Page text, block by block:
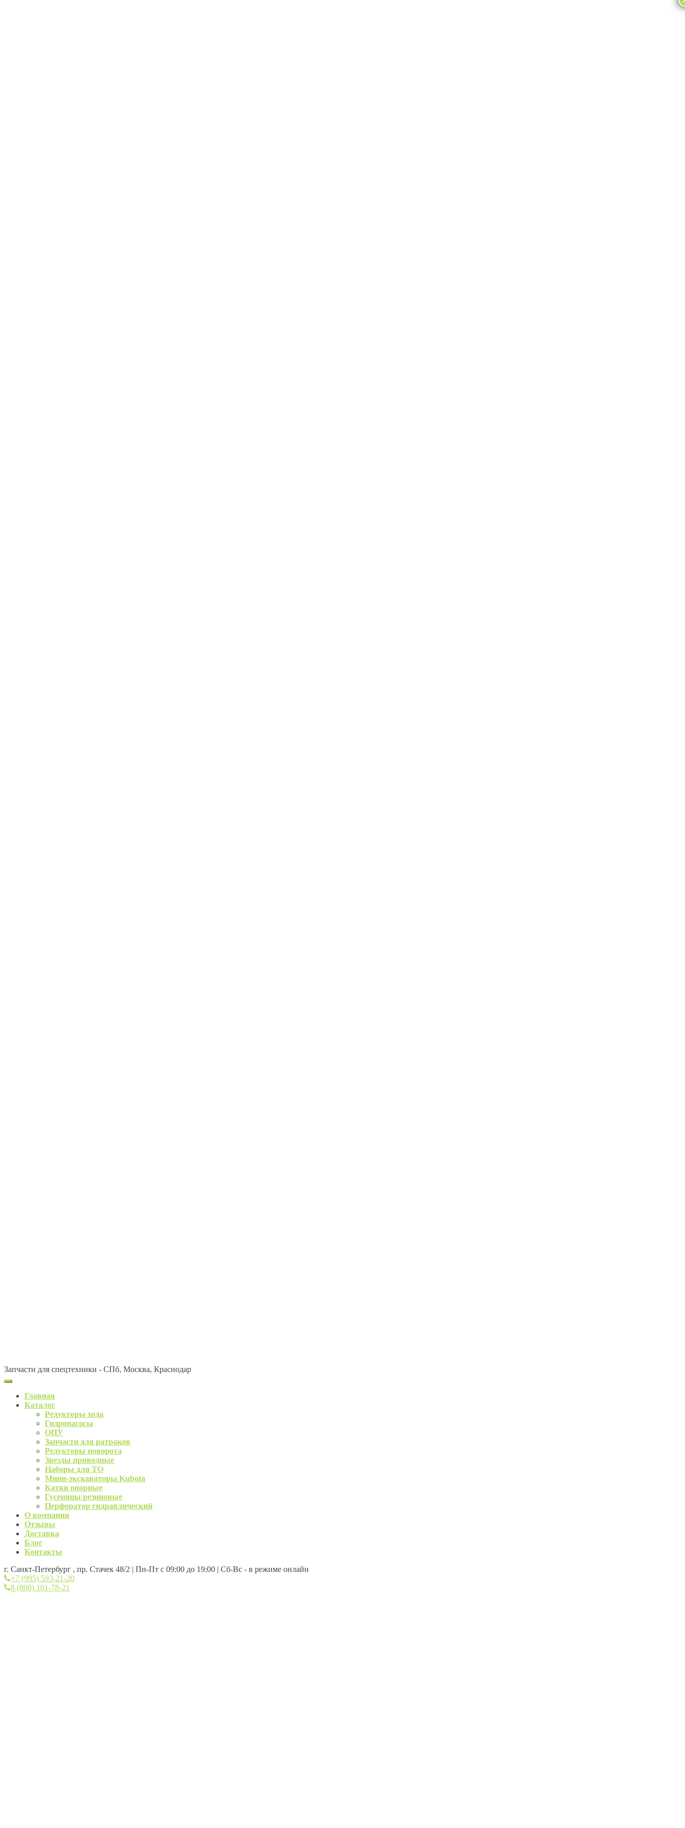
Запчасти для спецтехники - СПб, Москва, Краснодар
Главная
Каталог
Редукторы хода
Гидронасосы
ОПУ
Запчасти для ратраков
Редукторы поворота
Звезды приводные
Наборы для ТО
Мини-экскаваторы Kubota
Катки опорные
Гусеницы резиновые
Перфоратор гидравлический
О компании
Отзывы
Доставка
Блог
Контакты
г. Санкт-Петербург , пр. Стачек 48/2 | Пн-Пт с 09:00 до 19:00 | Сб-Вс - в режиме онлайн
+7 (995) 593-21-20
8 (800) 101-78-21